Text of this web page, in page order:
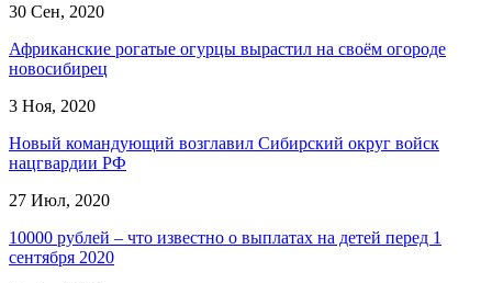
30 Сен, 2020
Африканские рогатые огурцы вырастил на своём огороде
новосибирец
3 Ноя, 2020
Новый командующий возглавил Сибирский округ войск
нацгвардии РФ
27 Июл, 2020
10000 рублей – что известно о выплатах на детей перед 1
сентября 2020